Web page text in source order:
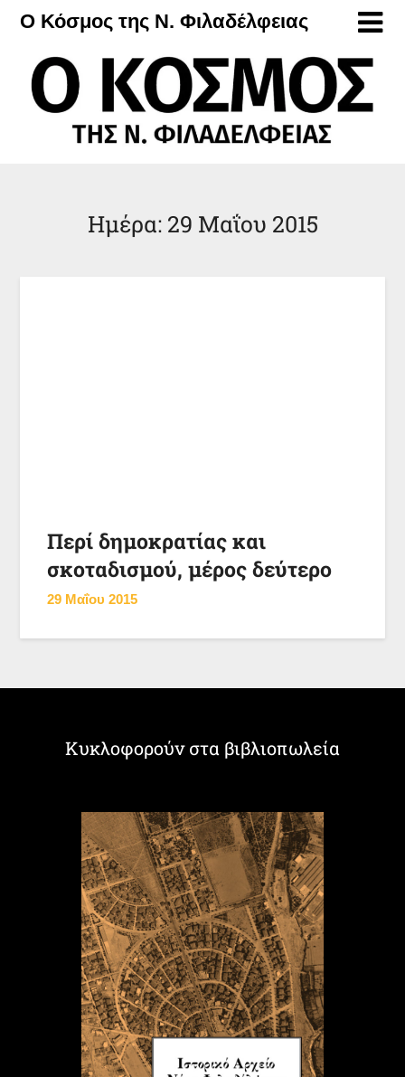
Μετάβαση
περιεχόμενο
Ο Κόσμος της Ν. Φιλαδέλφειας
Ημέρα: 29 Μαΐου 2015
Περί δημοκρατίας και
σκοταδισμού, μέρος δεύτερο
29 Μαΐου 2015
Κυκλοφορούν στα βιβλιοπωλεία